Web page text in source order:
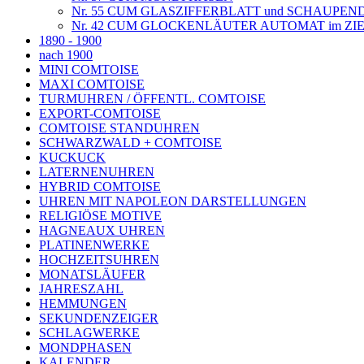
Nr. 55 CUM GLASZIFFERBLATT und
Nr. 42 CUM GLOCKENLÄUTER AUTOMAT im
1890 - 1900
nach 1900
MINI COMTOISE
MAXI COMTOISE
TURMUHREN / ÖFFENTL. COMTOISE
EXPORT-COMTOISE
COMTOISE STANDUHREN
SCHWARZWALD + COMTOISE
KUCKUCK
LATERNENUHREN
HYBRID COMTOISE
UHREN MIT NAPOLEON DARSTELLUNGEN
RELIGIÖSE MOTIVE
HAGNEAUX UHREN
PLATINENWERKE
HOCHZEITSUHREN
MONATSLÄUFER
JAHRESZAHL
HEMMUNGEN
SEKUNDENZEIGER
SCHLAGWERKE
MONDPHASEN